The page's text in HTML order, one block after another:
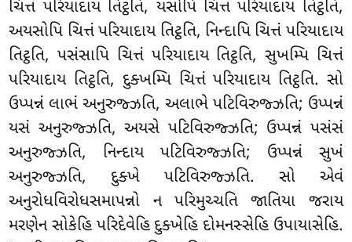
ચિત્તં પરિયાદાય તિટ્ઠતિ, યસોપિ ચિત્તં પરિયાદાય તિટ્ઠતિ,
અયસોપિ ચિત્તં પરિયાદાય તિટ્ઠતિ, નિન્દાપિ ચિત્તં પરિયાદાય
તિટ્ઠતિ, પસંસાપિ ચિત્તં પરિયાદાય તિટ્ઠતિ, સુખમ્પિ ચિત્તં
પરિયાદાય તિટ્ઠતિ, દુક્ખમ્પિ ચિત્તં પરિયાદાય તિટ્ઠતિ. સો
ઉપ્પન્નં લાભં અનુરુજ્ઝતિ, અલાભે પટિવિરુજ્ઝતિ; ઉપ્પન્નં
યસં અનુરુજ્ઝતિ, અયસે પટિવિરુજ્ઝતિ; ઉપ્પન્નં પસંસં
અનુરુજ્ઝતિ, નિન્દાય પટિવિરુજ્ઝતિ; ઉપ્પન્નં સુખં
અનુરુજ્ઝતિ, દુક્ખે પટિવિરુજ્ઝતિ. સો એવં
અનુરોધવિરોધસમાપન્નો ન પરિમુચ્ચતિ જાતિયા જરાય
મરણેન સોકેહિ પરિદેવેહિ દુક્ખેહિ દોમનસ્સેહિ ઉપાયાસેહિ.